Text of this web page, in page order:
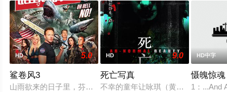
影、电视猫或剧情网等平台了解。
HD 5.0
鲨卷风3
山雨欲来的日子里，芬利·艾伦·谢帕德（伊恩·齐林 Ian Ziering
HD 9.0
死亡写真
不幸的童年让咏琪（黄婉伶 饰）成
HD中字
慑魄惊魂
1：...And